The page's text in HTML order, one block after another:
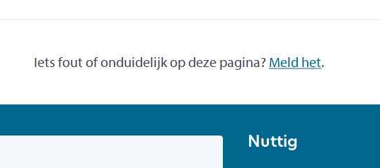
Iets fout of onduidelijk op deze pagina? Meld het.
Nuttig